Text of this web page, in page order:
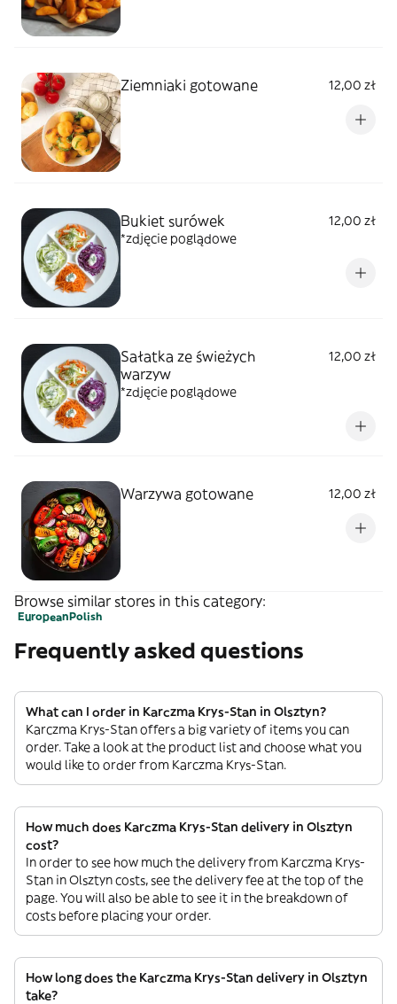
Ziemniaki gotowane 12,00 zł
Bukiet surówek
12,00 zł
*zdjęcie poglądowe
Sałatka ze świeżych
warzyw
12,00 zł
*zdjęcie poglądowe
Warzywa gotowane 12,00 zł
Browse similar stores in this category:
EuropeanPolish
Frequently asked questions
What can I order in Karczma Krys-Stan in Olsztyn?
Karczma Krys-Stan offers a big variety of items you can
order. Take a look at the product list and choose what you
would like to order from Karczma Krys-Stan.
How much does Karczma Krys-Stan delivery in Olsztyn
cost?
In order to see how much the delivery from Karczma Krys-
Stan in Olsztyn costs, see the delivery fee at the top of the
page. You will also be able to see it in the breakdown of
costs before placing your order.
How long does the Karczma Krys-Stan delivery in Olsztyn
take?